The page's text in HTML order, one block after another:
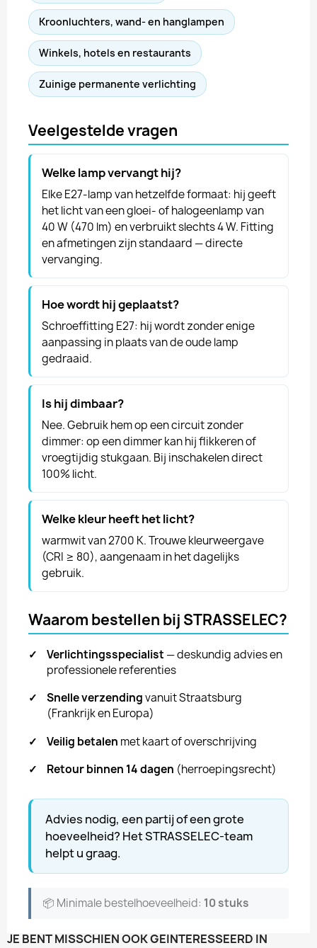
Kroonluchters, wand- en hanglampen
Winkels, hotels en restaurants
Zuinige permanente verlichting
Veelgestelde vragen
Welke lamp vervangt hij?
Elke E27-lamp van hetzelfde formaat: hij geeft
het licht van een gloei- of halogeenlamp van
40 W (470 lm) en verbruikt slechts 4 W. Fitting
en afmetingen zijn standaard — directe
vervanging.
Hoe wordt hij geplaatst?
Schroeffitting E27: hij wordt zonder enige
aanpassing in plaats van de oude lamp
gedraaid.
Is hij dimbaar?
Nee. Gebruik hem op een circuit zonder
dimmer: op een dimmer kan hij flikkeren of
vroegtijdig stukgaan. Bij inschakelen direct
100% licht.
Welke kleur heeft het licht?
warmwit van 2700 K. Trouwe kleurweergave
(CRI ≥ 80), aangenaam in het dagelijks
gebruik.
Waarom bestellen bij STRASSELEC?
✓ Verlichtingsspecialist — deskundig advies en
professionele referenties
✓
Snelle verzendingvanuit Straatsburg
(Frankrijk en Europa)
✓
Veilig betalen met kaart of overschrijving
✓
Retour binnen 14 dagen (herroepingsrecht)
Advies nodig, een partij of een grote
hoeveelheid? Het STRASSELEC-team
helpt u graag.
📦 Minimale bestelhoeveelheid: 10 stuks
JE BENT MISSCHIEN OOK GEÏNTERESSEERD IN